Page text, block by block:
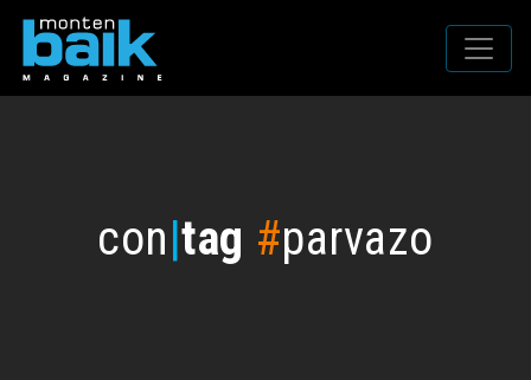
con|tag #parvazo